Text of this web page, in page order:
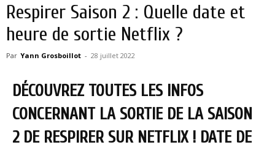
Respirer Saison 2 : Quelle date et
heure de sortie Netflix ?
Par Yann Grosboillot - 28 juillet 2022
DÉCOUVREZ TOUTES LES INFOS
CONCERNANT LA SORTIE DE LA SAISON
2 DE RESPIRER SUR NETFLIX ! DATE DE